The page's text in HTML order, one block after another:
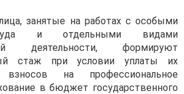
занятые на работах с особыми
и отдельными видами
деятельности, формируют
стаж при условии уплаты их
взносов на профессиональное
в бюджет государственного